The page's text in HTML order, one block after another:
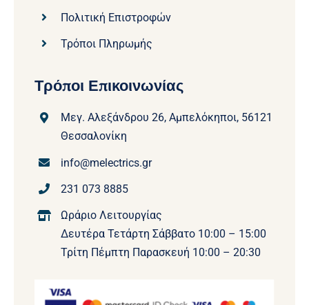
Πολιτική Επιστροφών
Τρόποι Πληρωμής
Τρόποι Επικοινωνίας
Μεγ. Αλεξάνδρου 26, Αμπελόκηποι, 56121
Θεσσαλονίκη
info@melectrics.gr
231 073 8885
Ωράριο Λειτουργίας
Δευτέρα Τετάρτη Σάββατο 10:00 – 15:00
Τρίτη Πέμπτη Παρασκευή 10:00 – 20:30